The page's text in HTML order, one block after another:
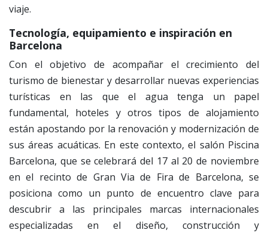
viaje.
Tecnología, equipamiento e inspiración en
Barcelona
Con el objetivo de acompañar el crecimiento del
turismo de bienestar y desarrollar nuevas experiencias
turísticas en las que el agua tenga un papel
fundamental, hoteles y otros tipos de alojamiento
están apostando por la renovación y modernización de
sus áreas acuáticas. En este contexto, el salón Piscina
Barcelona, que se celebrará del 17 al 20 de noviembre
en el recinto de Gran Via de Fira de Barcelona, se
posiciona como un punto de encuentro clave para
descubrir a las principales marcas internacionales
especializadas en el diseño, construcción y